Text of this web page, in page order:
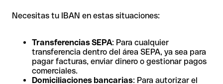
Necesitas tu IBAN en estas situaciones:
Transferencias SEPA: Para cualquier
transferencia dentro del área SEPA, ya sea para
pagar facturas, enviar dinero o gestionar pagos
comerciales.
Domiciliaciones bancarias: Para autorizar el